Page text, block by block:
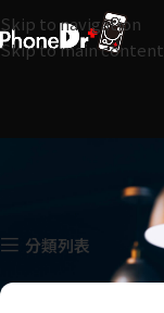
Skip to navigation
Skip to main content
白色
分類列表